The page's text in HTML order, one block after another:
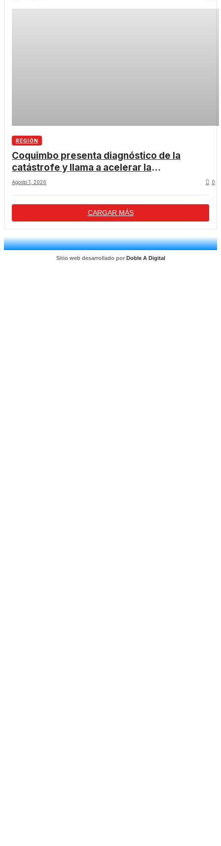
REGIÓN
Coquimbo presenta diagnóstico de la
catástrofe y llama a acelerar la
reconstrucción
Agosto 1, 2026 0
CARGAR MÁS
Sitio web desarrollado por Doble A Digital